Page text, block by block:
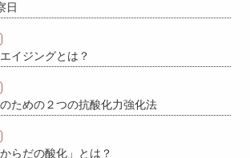
日
イジングとは？
ための２つの抗酸化力強化法
らだの酸化」とは？